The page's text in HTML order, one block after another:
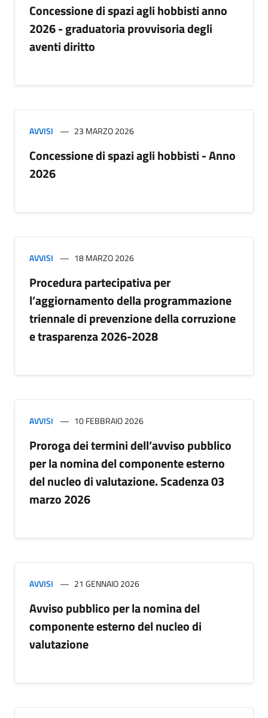
Concessione di spazi agli hobbisti anno
2026 - graduatoria provvisoria degli
aventi diritto
AVVISI 23 MARZO 2026
Concessione di spazi agli hobbisti - Anno
2026
AVVISI 18 MARZO 2026
Procedura partecipativa per
l’aggiornamento della programmazione
triennale di prevenzione della corruzione
e trasparenza 2026-2028
AVVISI 10 FEBBRAIO 2026
Proroga dei termini dell’avviso pubblico
per la nomina del componente esterno
del nucleo di valutazione. Scadenza 03
marzo 2026
AVVISI 21 GENNAIO 2026
Avviso pubblico per la nomina del
componente esterno del nucleo di
valutazione